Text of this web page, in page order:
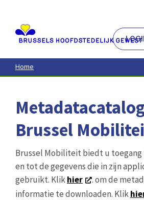
contenu
principal
Home
Brussel
Brussel Mobiliteit biedt u toegang
en tot de gegevens die in zijn
gebruikt. Klikhier
. om de
informatie te downloaden. Klik